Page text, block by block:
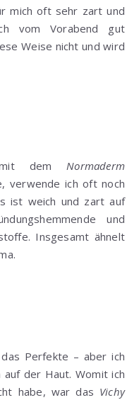
mich oft sehr zart und
vom Vorabend gut
Weise nicht und wird
mit demNormaderm
verwende ich oft noch
ist weich und zart auf
und
Insgesamt ähnelt
Perfekte – aber ich
auf der Haut. Womit ich
habe, war das Vichy